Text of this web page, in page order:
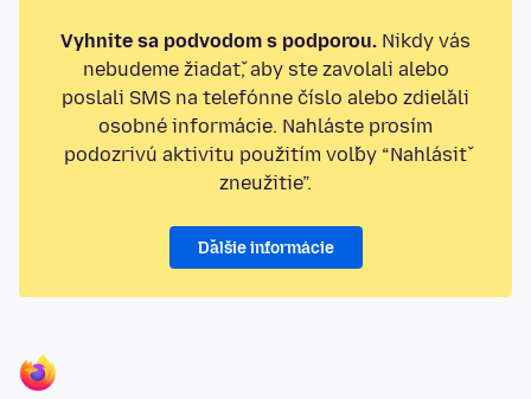
Vyhnite sa podvodom s podporou. Nikdy vás
nebudeme žiadať, aby ste zavolali alebo
poslali SMS na telefónne číslo alebo zdieľali
osobné informácie. Nahláste prosím
podozrivú aktivitu použitím voľby “Nahlásiť
zneužitie”.
Ďalšie informácie